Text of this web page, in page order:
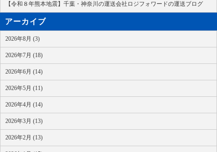
【令和８年熊本地震】千葉・神奈川の運送会社ロジフォワードの運送ブログ
アーカイブ
2026年8月 (3)
2026年7月 (18)
2026年6月 (14)
2026年5月 (11)
2026年4月 (14)
2026年3月 (13)
2026年2月 (13)